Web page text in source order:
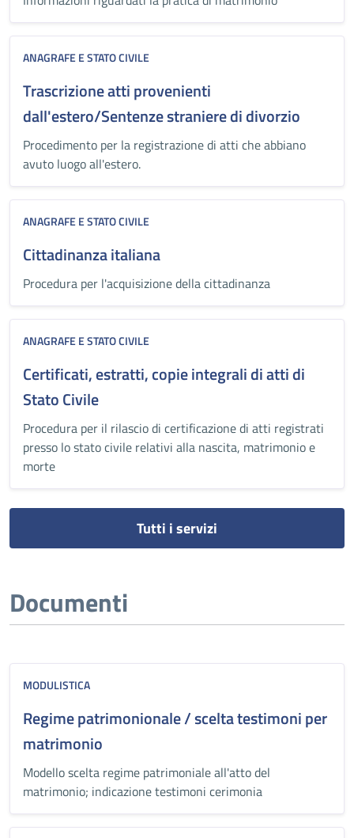
ANAGRAFE E STATO CIVILE
Trascrizione atti provenienti
dall'estero/Sentenze straniere di divorzio
Procedimento per la registrazione di atti che abbiano
avuto luogo all'estero.
ANAGRAFE E STATO CIVILE
Cittadinanza italiana
Procedura per l'acquisizione della cittadinanza
ANAGRAFE E STATO CIVILE
Certificati, estratti, copie integrali di atti di
Stato Civile
Procedura per il rilascio di certificazione di atti registrati
presso lo stato civile relativi alla nascita, matrimonio e
morte
Tutti i servizi
Documenti
MODULISTICA
Regime patrimonionale / scelta testimoni per
matrimonio
Modello scelta regime patrimoniale all'atto del
matrimonio; indicazione testimoni cerimonia